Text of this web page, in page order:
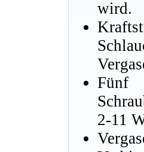
wird.
Fünf
2-11